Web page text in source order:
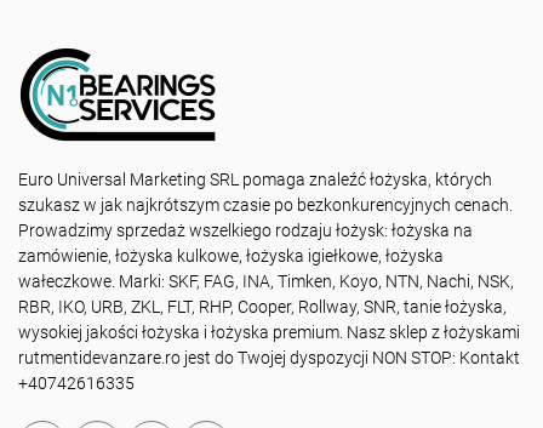
Euro Universal Marketing SRL pomaga znaleźć łożyska, których
szukasz w jak najkrótszym czasie po bezkonkurencyjnych cenach.
Prowadzimy sprzedaż wszelkiego rodzaju łożysk: łożyska na
zamówienie, łożyska kulkowe, łożyska igiełkowe, łożyska
wałeczkowe. Marki: SKF, FAG, INA, Timken, Koyo, NTN, Nachi, NSK,
RBR, IKO, URB, ZKL, FLT, RHP, Cooper, Rollway, SNR, tanie łożyska,
wysokiej jakości łożyska i łożyska premium. Nasz sklep z łożyskami
rutmentidevanzare.ro jest do Twojej dyspozycji NON STOP: Kontakt
+40742616335